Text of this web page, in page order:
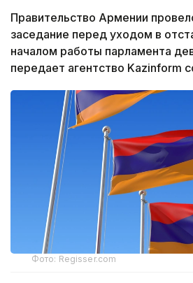
Правительство Армении
заседание перед уходом в
началом работы парламента
передает агентство Kazinform
Фото: Regisser.com